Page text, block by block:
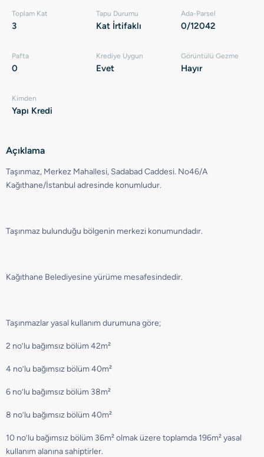
Toplam Kat
3
Tapu Durumu
Kat İrtifaklı
Ada-Parsel
0/12042
Pafta
0
Krediye Uygun
Evet
Görüntülü Gezme
Hayır
Kimden
Yapı Kredi
Açıklama
Taşınmaz, Merkez Mahallesi, Sadabad Caddesi. No46/A
Kağıthane/İstanbul adresinde konumludur.
Taşınmaz bulunduğu bölgenin merkezi konumundadır.
Kağıthane Belediyesine yürüme mesafesindedir.
Taşınmazlar yasal kullanım durumuna göre;
2 no’lu bağımsız bölüm 42m²
4 no’lu bağımsız bölüm 40m²
6 no’lu bağımsız bölüm 38m²
8 no’lu bağımsız bölüm 40m²
10 no’lu bağımsız bölüm 36m² olmak üzere toplamda 196m² yasal
kullanım alanına sahiptirler.